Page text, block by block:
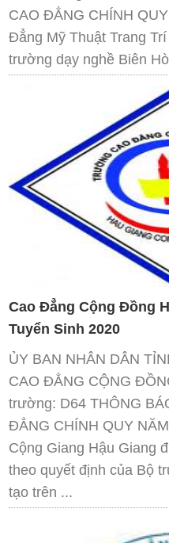
CAO ĐẲNG CHÍNH
Đẳng Mỹ Thuật Trang
trường dạy nghề Biên
Cao Đẳng Cộng Đồng
Tuyển Sinh 2020
ỦY BAN NHÂN DÂN
CAO ĐẲNG CỘNG
trường: D64 THÔNG
ĐẲNG CHÍNH QUY
Cộng Giang Hậu Giang
theo quyết định của Bộ
tạo trên ...